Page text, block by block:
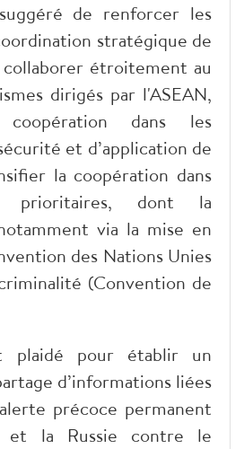
de renforcer les
stratégique de
étroitement au
dirigés par l'ASEAN,
dans les
et d’application de
la coopération dans
prioritaires, dont la
via la mise en
des Nations Unies
(Convention de
plaidé pour établir un
d’informations liées
précoce permanent
et la Russie contre le